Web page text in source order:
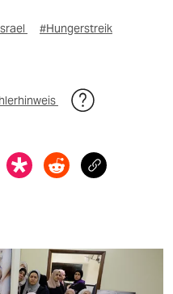
#Hungerstreik